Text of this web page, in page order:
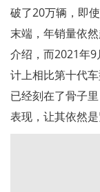
破了20万辆，即
末端，年销量依
介绍，而2021年
计上相比第十代
已经刻在了骨子
表现，让其依然